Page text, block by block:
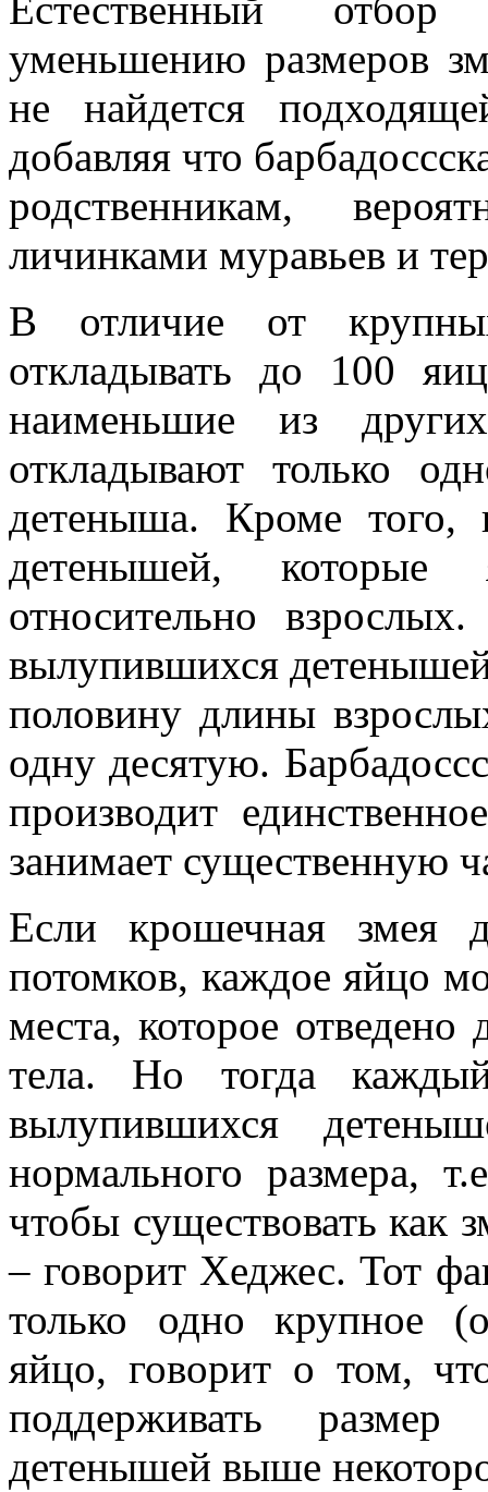
Естественный отбор
уменьшению размеров
не найдется
добавляя что
родственникам,
личинками муравьев и
В отличие от
откладывать до 100
наименьшие из
откладывают только
детеныша. Кроме того,
детенышей, которые
относительно
вылупившихся
половину длины
одну десятую.
производит
занимает существенную
Если крошечная змея
потомков, каждое яйцо
места, которое
тела. Но тогда
вылупившихся
нормального размера,
чтобы существовать как
– говорит Хеджес. Тот
только одно крупное
яйцо, говорит о том,
поддерживать
детенышей выше